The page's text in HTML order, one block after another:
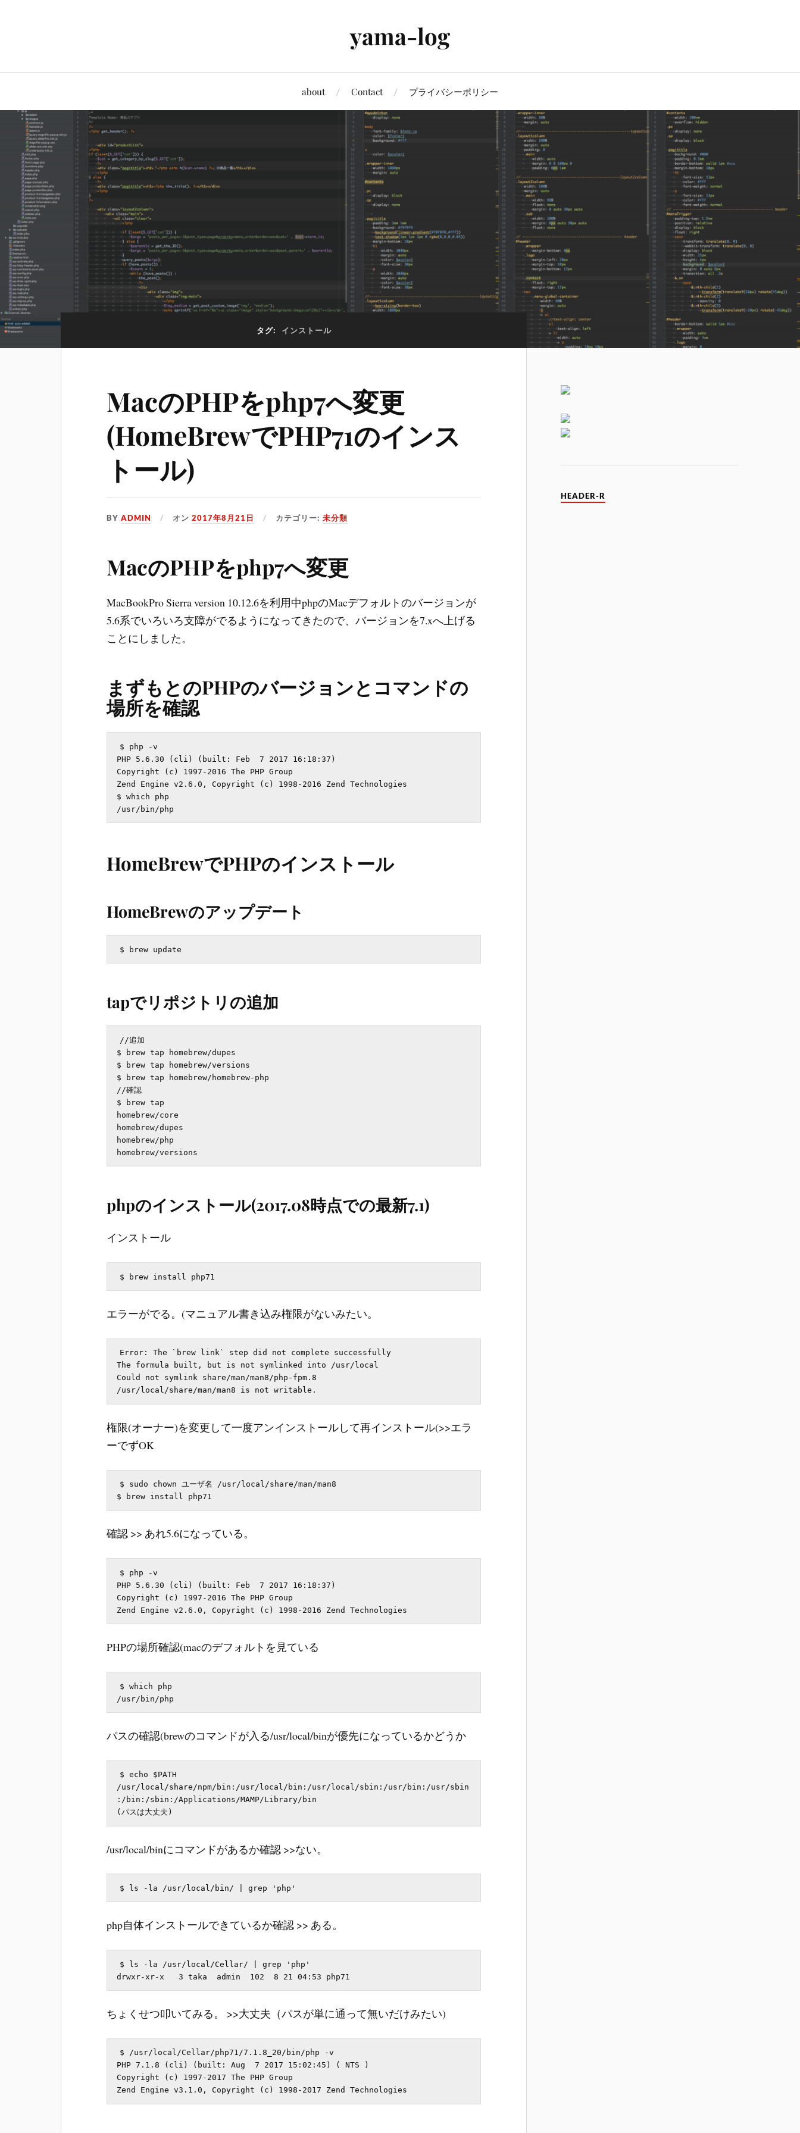
yama-log
about Contact プライバシーポリシー
タグ: インストール
MacのPHPをphp7へ変更
(HomeBrewでPHP71のインス
トール)
BYADMIN オン2017年8月21日 カテゴリー:未分類
MacのPHPをphp7へ変更
MacBookPro Sierra version 10.12.6を利用中phpのMacデフォルトのバージョンが
5.6系でいろいろ支障がでるようになってきたので、バージョンを7.xへ上げる
ことにしました。
まずもとのPHPのバージョンとコマンドの
場所を確認
$ php -v
PHP 5.6.30 (cli) (built: Feb  7 2017 16:18:37)
Copyright (c) 1997-2016 The PHP Group
Zend Engine v2.6.0, Copyright (c) 1998-2016 Zend Technologies
$ which php
HomeBrewでPHPのインストール
HomeBrewのアップデート
tapでリポジトリの追加
//追加
$ brew tap homebrew/dupes
$ brew tap homebrew/versions
$ brew tap homebrew/homebrew-php
//確認
$ brew tap
homebrew/core
homebrew/dupes
homebrew/php
phpのインストール(2017.08時点での最新7.1)
インストール
エラーがでる。(マニュアル書き込み権限がないみたい。
Error: The `brew link` step did not complete successfully
The formula built, but is not symlinked into /usr/local
Could not symlink share/man/man8/php-fpm.8
権限(オーナー)を変更して一度アンインストールして再インストール(>>エラ
ーでずOK
$ sudo chown ユーザ名 /usr/local/share/man/man8
確認 >> あれ5.6になっている。
$ php -v
PHP 5.6.30 (cli) (built: Feb  7 2017 16:18:37)
Copyright (c) 1997-2016 The PHP Group
PHPの場所確認(macのデフォルトを見ている
$ which php
パスの確認(brewのコマンドが入る/usr/local/binが優先になっているかどうか
$ echo $PATH
/usr/local/share/npm/bin:/usr/local/bin:/usr/local/sbin:/usr/bin:/usr/sbin
:/bin:/sbin:/Applications/MAMP/Library/bin
/usr/local/binにコマンドがあるか確認 >>ない。
php自体インストールできているか確認 >> ある。
$ ls -la /usr/local/Cellar/ | grep 'php'
ちょくせつ叩いてみる。 >>大丈夫（パスが単に通って無いだけみたい)
$ /usr/local/Cellar/php71/7.1.8_20/bin/php -v
PHP 7.1.8 (cli) (built: Aug  7 2017 15:02:45) ( NTS )
Copyright (c) 1997-2017 The PHP Group
HEADER-R